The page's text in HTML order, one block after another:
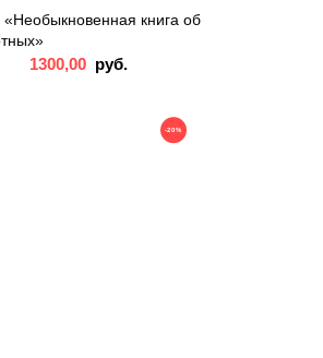
«Необыкновенная книга об
1300,00 руб.
-20%